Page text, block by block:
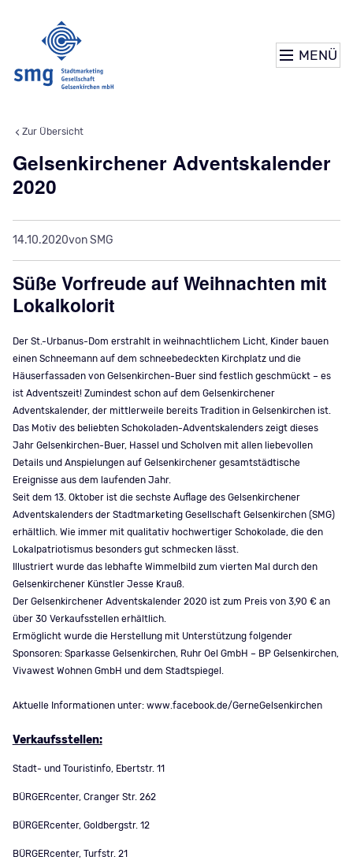
MENÜ
Gelsenkirchener Adventskalender
2020
14.10.2020von SMG
Süße Vorfreude auf Weihnachten mit
Lokalkolorit
Der St.-Urbanus-Dom erstrahlt in weihnachtlichem Licht, Kinder bauen
einen Schneemann auf dem schneebedeckten Kirchplatz und die
Häuserfassaden von Gelsenkirchen-Buer sind festlich geschmückt – es
ist Adventszeit! Zumindest schon auf dem Gelsenkirchener
Adventskalender, der mittlerweile bereits Tradition in Gelsenkirchen ist.
Das Motiv des beliebten Schokoladen-Adventskalenders zeigt dieses
Jahr Gelsenkirchen-Buer, Hassel und Scholven mit allen liebevollen
Details und Anspielungen auf Gelsenkirchener gesamtstädtische
Ereignisse aus dem laufenden Jahr.
Seit dem 13. Oktober ist die sechste Auflage des Gelsenkirchener
Adventskalenders der Stadtmarketing Gesellschaft Gelsenkirchen (SMG)
erhältlich. Wie immer mit qualitativ hochwertiger Schokolade, die den
Lokalpatriotismus besonders gut schmecken lässt.
Illustriert wurde das lebhafte Wimmelbild zum vierten Mal durch den
Gelsenkirchener Künstler Jesse Krauß.
Der Gelsenkirchener Adventskalender 2020 ist zum Preis von 3,90 € an
über 30 Verkaufsstellen erhältlich.
Ermöglicht wurde die Herstellung mit Unterstützung folgender
Sponsoren: Sparkasse Gelsenkirchen, Ruhr Oel GmbH – BP Gelsenkirchen,
Vivawest Wohnen GmbH und dem Stadtspiegel.
Aktuelle Informationen unter: www.facebook.de/GerneGelsenkirchen
Verkaufsstellen:
Stadt- und Touristinfo, Ebertstr. 11
BÜRGERcenter, Cranger Str. 262
BÜRGERcenter, Goldbergstr. 12
BÜRGERcenter, Turfstr. 21
Zur Übersicht